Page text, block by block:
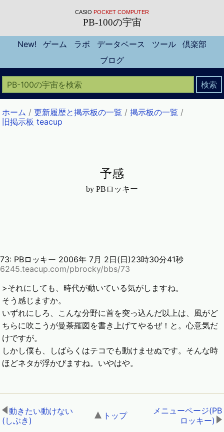
CASIO POCKET COMPUTER
PB-100の宇宙
New! ゲーム ラボ データベース ツール
倶楽部
ブログ
ホーム /更新履歴と掲示板の一覧 /掲示板の一覧 /
旧掲示板 teacup
予感
by PBロッキー
73: PBロッキー 2006年 7月 2日(日)23時30分41秒
6245.teacup.com/pbrocky/bbs/73
>それにしても、時代が動いている気がしますね。
そう感じますか。
いずれにしろ、こんな分野に首を突っ込んだ以上は、風がど
ちらに吹こうが曼荼羅図を書き上げてやるぜ！と。心意気だ
けですが。
しかし僕も、しばらくはテコでも動けませぬです。そんな時
ほどネタが浮かびますね。いやはや。
動きたい動けない
(しぶき)
トップ,
メニューページ(PB
ロッキー)